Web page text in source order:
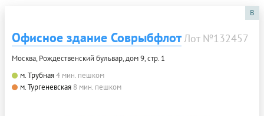
B
Офисное здание СоврыбфлотЛот №132457
Москва, Рождественский бульвар, дом 9, стр. 1
м. Трубная4 мин. пешком
м. Тургеневская 8 мин. пешком